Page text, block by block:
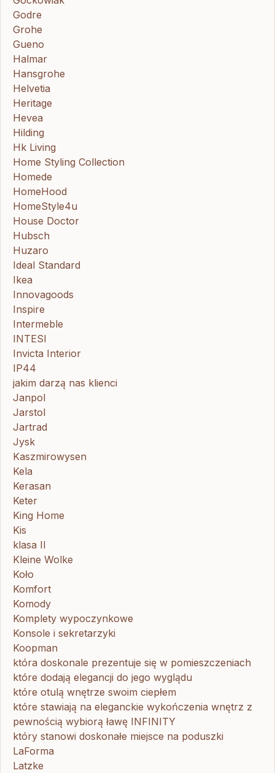
Godre
Grohe
Gueno
Halmar
Hansgrohe
Helvetia
Heritage
Hevea
Hilding
Hk Living
Home Styling Collection
Homede
HomeHood
HomeStyle4u
House Doctor
Hubsch
Huzaro
Ideal Standard
Ikea
Innovagoods
Inspire
Intermeble
INTESI
Invicta Interior
IP44
jakim darzą nas klienci
Janpol
Jarstol
Jartrad
Jysk
Kaszmirowysen
Kela
Kerasan
Keter
King Home
Kis
klasa II
Kleine Wolke
Koło
Komfort
Komody
Komplety wypoczynkowe
Konsole i sekretarzyki
Koopman
która doskonale prezentuje się w pomieszczeniach
które dodają elegancji do jego wyglądu
które otulą wnętrze swoim ciepłem
które stawiają na eleganckie wykończenia wnętrz z
pewnością wybiorą ławę INFINITY
który stanowi doskonałe miejsce na poduszki
LaForma
Latzke